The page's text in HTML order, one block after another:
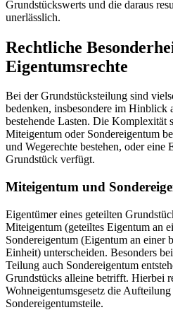
Grundstückswerts und die daraus
unerlässlich.
Rechtliche
Eigentumsrechte
Bei der Grundstücksteilung sind
bedenken, insbesondere im Hinblick
bestehende Lasten. Die Komplexität
Miteigentum oder Sondereigentum
und Wegerechte bestehen, oder eine
Grundstück verfügt.
Miteigentum und
Eigentümer eines geteilten
Miteigentum (geteiltes Eigentum an
Sondereigentum (Eigentum an einer
Einheit) unterscheiden. Besonders
Teilung auch Sondereigentum
Grundstücks alleine betrifft. Hierbei
Wohneigentumsgesetz die
Sondereigentumsteile.